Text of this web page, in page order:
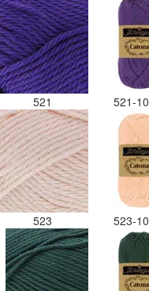
521 521-10
523 523-10